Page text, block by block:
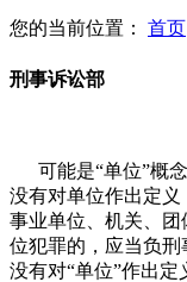
您的当前位置： 首页
刑事诉讼部
可能是“单位”概念
没有对单位作出定义
事业单位、机关、
位犯罪的，应当负刑
没有对“单位”作出